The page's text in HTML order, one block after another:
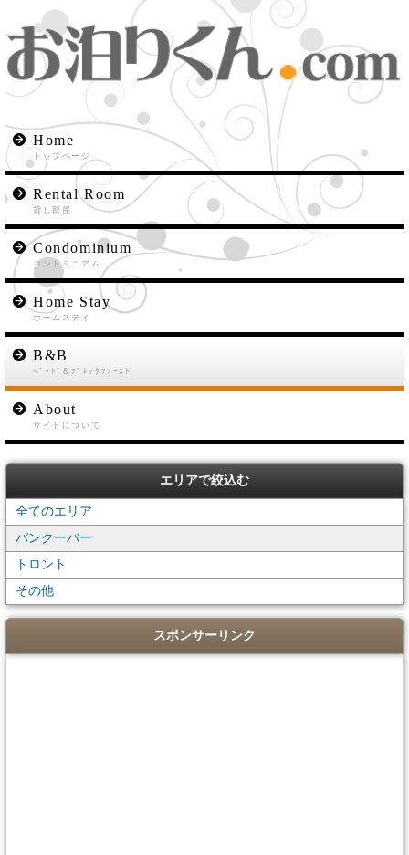
Home
トップページ
Rental Room
貸し部屋
Condominium
コンドミニアム
Home Stay
ホームステイ
B&B
ﾍﾞｯﾄﾞ&ﾌﾞﾚｯｸﾌｧｰｽﾄ
About
サイトについて
エリアで絞込む
全てのエリア
バンクーバー
トロント
その他
スポンサーリンク